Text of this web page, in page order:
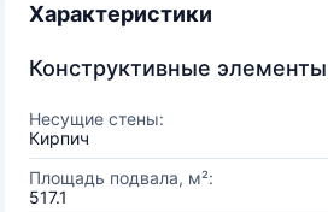
Характеристики
Конструктивные элементы
Несущие стены:
Кирпич
Площадь подвала, м²:
517.1